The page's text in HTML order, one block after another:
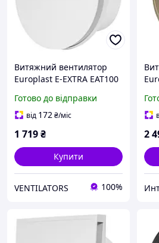
Витяжний вентилятор
Europlast E-EXTRA EAT100
Готово до відправки
від 172₴/міс
1 719₴
Купити
VENTILATORS 100%
2